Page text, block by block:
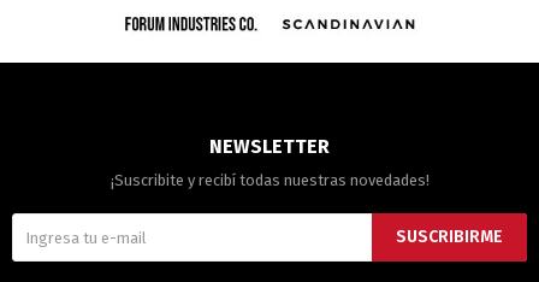
NEWSLETTER
¡Suscribite y recibí todas nuestras novedades!
SUSCRIBIRME